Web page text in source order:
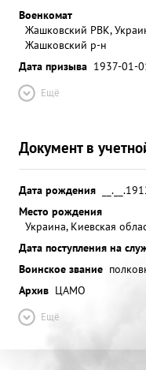
Военкомат
Жашковский РВК,
Жашковский р-н
Дата призыва 1937-01-
Ещё
Документ в
Дата рождения
Место рождения
Украина, Киевская
Дата поступления на
Воинское звание
Архив ЦАМО
Ещё